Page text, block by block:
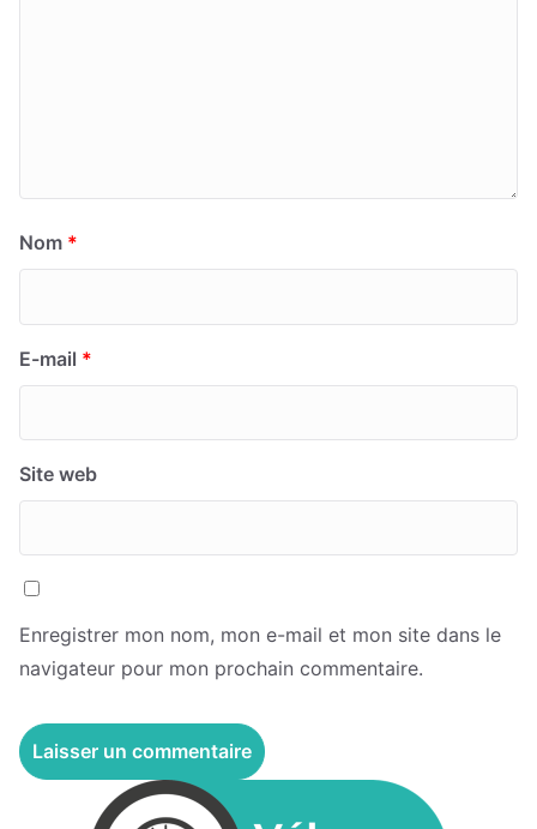
Nom *
E-mail *
Site web
Enregistrer mon nom, mon e-mail et mon site dans le
navigateur pour mon prochain commentaire.